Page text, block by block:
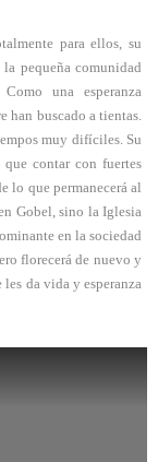
para ellos, su
pequeña comunidad
una esperanza
han buscado a tientas.
muy difíciles. Su
que contar con fuertes
lo que permanecerá al
Gobel, sino la Iglesia
en la sociedad
florecerá de nuevo y
les da vida y esperanza